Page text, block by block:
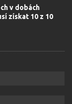
v dobách
získat 10 z 10